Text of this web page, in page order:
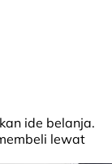
ide belanja.
lewat